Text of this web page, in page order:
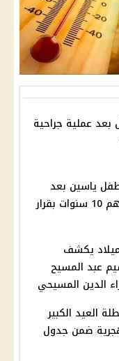
بعد عملية جراحية
ياسين بعد
تأييد الحكم بسجن المتهم 10 سنوات بقرار
يكشف
عبد المسيح
الدين المسيحي
العيد الكبير
ضمن جدول